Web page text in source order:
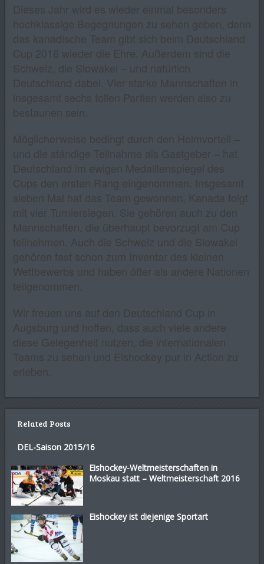
Dieses Jahr wird es wieder einmal besonders
hochklassige Begegnungen zu sehen geben, denn
das kanadische Team gibt sich beim Deutschland
Cup 2016 wieder die Ehre. Außerdem sind die
Schweiz, die Slowakei – und natürlich
Deutschland dabei. Vier starke Mannschaften in
insgesamt sechs tollen Partien werden also zu
bestaunen sein.
Möglicherweise bedingt durch den Heimvorteil –
und die ständige Teilnahme als Gastgeber – hat
Deutschland im ewigen Medaillenspiegel des
Cups den ersten Rang eingenommen. Insgesamt
sieben Mal hat das Team gewonnen, Kanada folgt
mit vier Turniersiegen. Sie gehören auch zu den
Mannschaften, die überhaupt bevorzugt am Cup
teilnehmen. Auch die Schweiz und die Slowakei
gehören fast schon zum Inventar des kleinen
Wettbewerbs und haben öfter als andere Nationen
teilgenommen.
Wir freuen uns auf den Deutschland Cup in
Augsburg und hoffen, dass auch viele andere
diese Gelegenheit nutzen, die internationalen
Teams zu sehen und Eishockey pur in Action zu
erleben.
Related Posts
DEL-Saison 2015/16
Eishockey-Weltmeisterschaften in
Moskau statt – Weltmeisterschaft 2016
Eishockey ist diejenige Sportart